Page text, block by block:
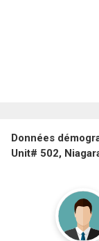
Données
Unit# 502,